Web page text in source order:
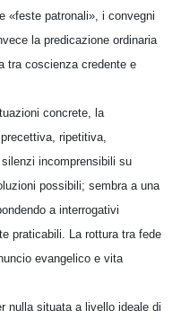
«feste patronali», i convegni
la predicazione ordinaria
tra coscienza credente e
concrete, la
ripetitiva,
incomprensibili su
possibili; sembra a una
a interrogativi
praticabili. La rottura tra fede
evangelico e vita
nulla situata a livello ideale di